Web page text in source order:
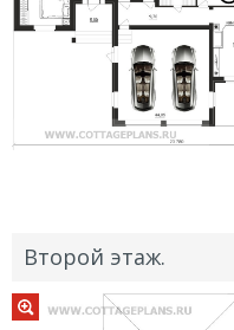
Второй этаж.